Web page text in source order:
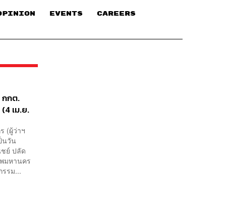
EVENTS CAREERS
กกต.
เม.ย.
(ผู้ว่าฯ
นวัน
ย์ ปลัด
มหานคร
รม...